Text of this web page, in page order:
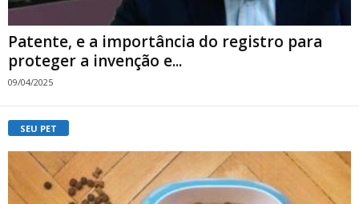
Patente, e a importância do registro para
proteger a invenção e...
09/04/2025
SEU PET